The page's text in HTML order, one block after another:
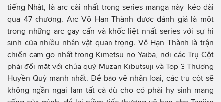
tiếng Nhật, là arc dài nhất trong series manga này, kéo dài
qua 47 chương. Arc Vô Hạn Thành được đánh giá là một
trong những arc gay cấn và khốc liệt nhất series với sự hi
sinh của nhiều nhân vật quan trọng. Vô Hạn Thành là trận
chiến cam go nhất trong Kimetsu no Yaiba, nơi các Trụ Cột
phải đối mặt với chúa quỷ Muzan Kibutsuji và Top 3 Thượng
Huyền Quỷ mạnh nhất. Để bảo vệ nhân loại, các trụ cột sẽ
không ngần ngại làm tất cả dù cho có phải hy sinh mạng